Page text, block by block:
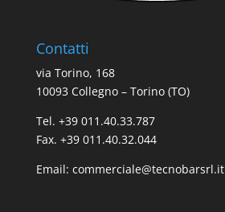
Contatti
via Torino, 168
10093 Collegno – Torino (TO)
Tel. +39 011.40.33.787
Fax. +39 011.40.32.044
Email: commerciale@tecnobarsrl.it